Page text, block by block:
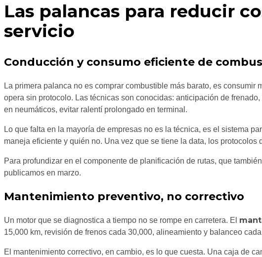
Las palancas para reducir
servicio
Conducción y consumo eficiente de
La primera palanca no es comprar combustible más barato, es
opera sin protocolo. Las técnicas son conocidas: anticipación de
en neumáticos, evitar ralentí prolongado en terminal.
Lo que falta en la mayoría de empresas no es la técnica, es el sistema
maneja eficiente y quién no. Una vez que se tiene la data, los
Para profundizar en el componente de planificación de rutas, que
publicamos en marzo.
Mantenimiento preventivo, no correctivo
Un motor que se diagnostica a tiempo no se rompe en carretera. El
15,000 km, revisión de frenos cada 30,000, alineamiento y balanceo
El mantenimiento correctivo, en cambio, es lo que cuesta. Una caja de